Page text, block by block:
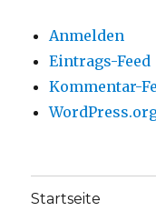
Anmelden
Eintrags-Feed
Kommentar-
Startseite